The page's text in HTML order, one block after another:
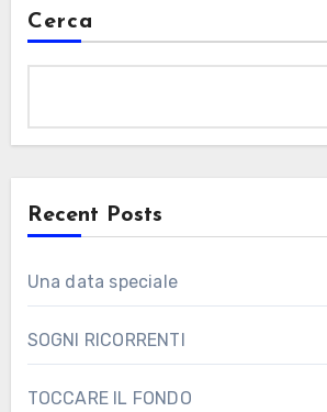
Cerca
Recent Posts
Una data speciale
SOGNI RICORRENTI
TOCCARE IL FONDO